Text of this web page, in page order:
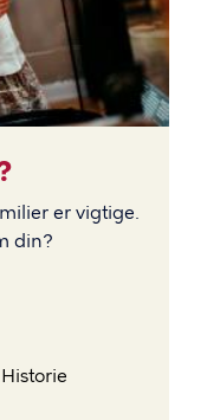
er vigtige.
din?
Historie